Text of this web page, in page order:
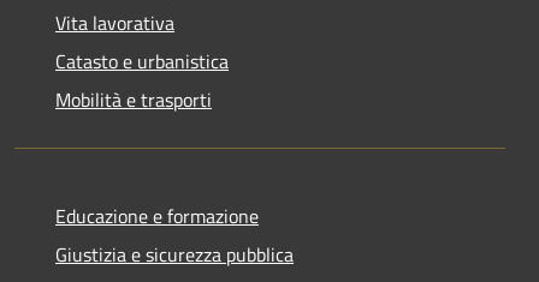
Vita lavorativa
Catasto e urbanistica
Mobilità e trasporti
Educazione e formazione
Giustizia e sicurezza pubblica